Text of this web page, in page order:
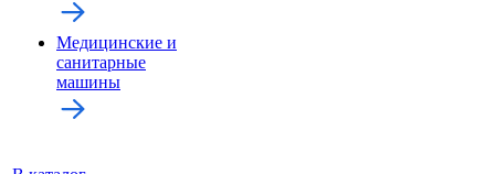
Медицинские и
санитарные
машины